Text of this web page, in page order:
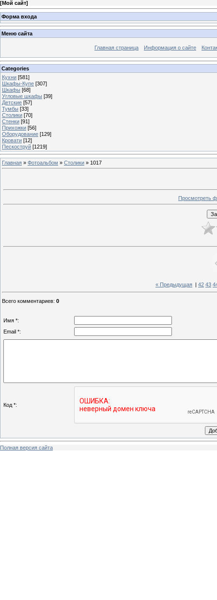
[Мой сайт]
Форма входа
Меню сайта
Главная страница Информация о сайте
Categories
Кухни [581]
Шкафы-Купе [307]
Шкафы [68]
Угловые шкафы [39]
Детские [57]
Тумбы [33]
Столики [70]
Стенки [91]
Прихожки [56]
Оборудование [129]
Кровати [12]
Пескоструй [1219]
Главная » Фотоальбом » Столики » 1017
Просмотреть
« Предыдущая 42 43
Всего комментариев: 0
Имя *:
Email *:
Код *:
Полная версия сайта